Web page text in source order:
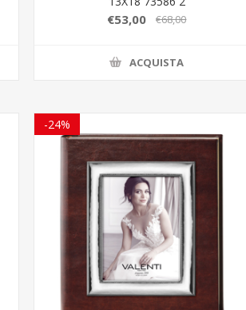
€53,00 €68,00
ACQUISTA
-24%